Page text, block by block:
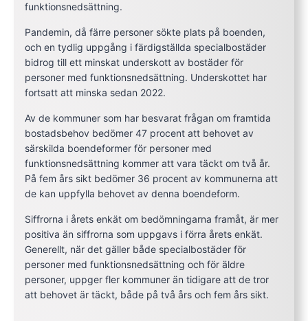
funktionsnedsättning.
Pandemin, då färre personer sökte plats på boenden,
och en tydlig uppgång i färdigställda specialbostäder
bidrog till ett minskat underskott av bostäder för
personer med funktionsnedsättning. Underskottet har
fortsatt att minska sedan 2022.
Av de kommuner som har besvarat frågan om framtida
bostadsbehov bedömer 47 procent att behovet av
särskilda boendeformer för personer med
funktionsnedsättning kommer att vara täckt om två år.
På fem års sikt bedömer 36 procent av kommunerna att
de kan uppfylla behovet av denna boendeform.
Siffrorna i årets enkät om bedömningarna framåt, är mer
positiva än siffrorna som uppgavs i förra årets enkät.
Generellt, när det gäller både specialbostäder för
personer med funktionsnedsättning och för äldre
personer, uppger fler kommuner än tidigare att de tror
att behovet är täckt, både på två års och fem års sikt.